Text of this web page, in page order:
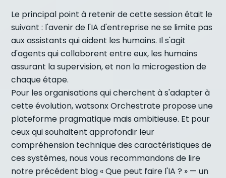
Le principal point à retenir de cette session était le
suivant : l'avenir de l'IA d'entreprise ne se limite pas
aux assistants qui aident les humains. Il s'agit
d'agents qui collaborent entre eux, les humains
assurant la supervision, et non la microgestion de
chaque étape.
Pour les organisations qui cherchent à s'adapter à
cette évolution, watsonx Orchestrate propose une
plateforme pragmatique mais ambitieuse. Et pour
ceux qui souhaitent approfondir leur
compréhension technique des caractéristiques de
ces systèmes, nous vous recommandons de lire
notre précédent blog « Que peut faire l'IA ? » — un